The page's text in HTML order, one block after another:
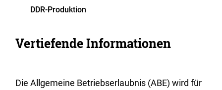
DDR-Produktion
Vertiefende Informationen
Die Allgemeine Betriebserlaubnis (ABE) wird für